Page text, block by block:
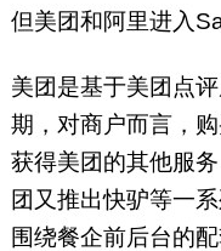
但美团和阿里进入
美团是基于美团点
期，对商户而言，
获得美团的其他服
团又推出快驴等一
围绕餐企前后台的